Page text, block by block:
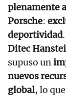
plenamente
Porsche:
deportividad
Ditec
supuso un
nuevos
global, lo